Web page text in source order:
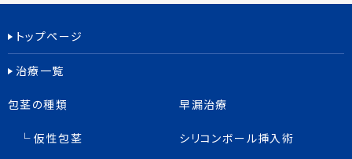
トップページ
治療一覧
包茎の種類
仮性包茎
早漏治療
シリコンボール挿入術